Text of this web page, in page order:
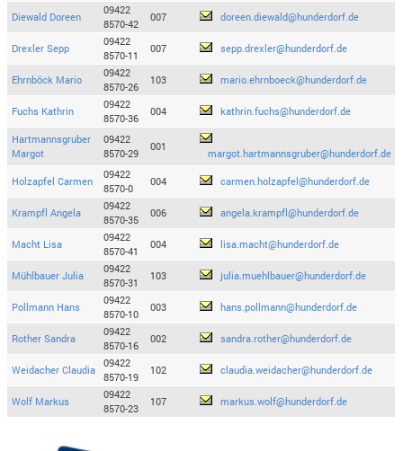
Diewald Doreen
09422
8570-42
007 doreen.diewald@hunderdorf.de
Drexler Sepp
09422
8570-11
007 sepp.drexler@hunderdorf.de
Ehrnböck Mario
09422
8570-26
103 mario.ehrnboeck@hunderdorf.de
Fuchs Kathrin
09422
8570-36
004 kathrin.fuchs@hunderdorf.de
Hartmannsgruber
Margot
09422
8570-29
001
margot.hartmannsgruber@hunderdorf.de
Holzapfel Carmen
09422
8570-0
004 carmen.holzapfel@hunderdorf.de
Krampfl Angela
09422
8570-35
006 angela.krampfl@hunderdorf.de
Macht Lisa
09422
8570-41
004 lisa.macht@hunderdorf.de
Mühlbauer Julia
09422
8570-31
103 julia.muehlbauer@hunderdorf.de
Pollmann Hans
09422
8570-10
003 hans.pollmann@hunderdorf.de
Rother Sandra
09422
8570-16
002 sandra.rother@hunderdorf.de
Weidacher Claudia
09422
8570-19
102 claudia.weidacher@hunderdorf.de
Wolf Markus
09422
8570-23
107 markus.wolf@hunderdorf.de